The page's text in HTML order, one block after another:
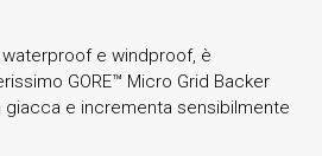
e windproof, è
GORE™ Micro Grid Backer
e incrementa sensibilmente